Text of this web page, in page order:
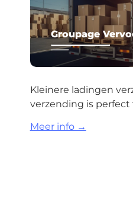
Groupage
Kleinere ladingen
verzending is perfect
Meer info →